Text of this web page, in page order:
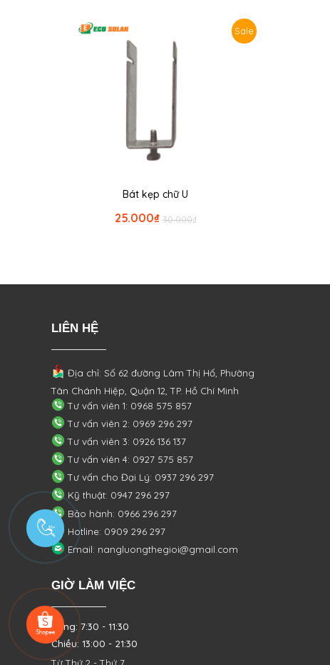
Sale
Bát kẹp chữ U
₫
30.000
₫
25.000
LIÊN HỆ
Địa chỉ: Số 62 đường Lâm Thị Hố, Phường
Tân Chánh Hiệp, Quận 12, TP. Hồ Chí Minh
Tư vấn viên 1: 0968 575 857
Tư vấn viên 2: 0969 296 297
Tư vấn viên 3: 0926 136 137
Tư vấn viên 4: 0927 575 857
Tư vấn cho Đại Lý: 0937 296 297
Kỹ thuật: 0947 296 297
Bảo hành: 0966 296 297
Hotline: 0909 296 297
Email: nangluongthegioi@gmail.com
GIỜ LÀM VIỆC
Sáng: 7:30 - 11:30
Chiều: 13:00 - 21:30